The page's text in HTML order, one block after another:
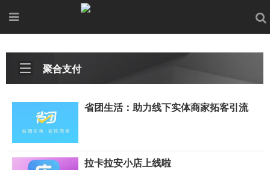
聚合支付
省团生活：助力线下实体商家拓客引流
拉卡拉安小店上线啦